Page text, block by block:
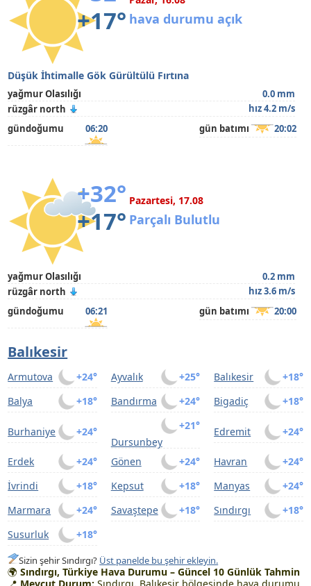
+17° hava durumu açık
Düşük İhtimalle Gök Gürültülü Fırtına
yağmur Olasılığı
0.0 mm
rüzgâr north
hız 4.2 m/s
gündoğumu
06:20 gün batımı 20:02
+32°
+17°
Pazartesi, 17.08
Parçalı Bulutlu
yağmur Olasılığı
0.2 mm
rüzgâr north
hız 3.6 m/s
gündoğumu
06:21 gün batımı 20:00
Balıkesir
+24°
Armutova +25°
Ayvalık +18°
Balıkesir
+18°
Balya +24°
Bandırma +18°
Bigadiç
+24°
Burhaniye
+21°
Dursunbey
+24°
Edremit
+24°
Erdek +24°
Gönen +24°
Havran
+18°
İvrindi +18°
Kepsut +24°
Manyas
+24°
Marmara +18°
Savaştepe +18°
Sındırgı
+18°
Susurluk
Sizin şehir Sındırgı? Üst panelde bu şehir ekleyin.
🌍Sındırgı, Türkiye Hava Durumu – Güncel 10 Günlük Tahmin